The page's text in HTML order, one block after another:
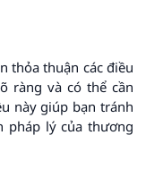
thỏa thuận các điều
ràng và có thể cần
này giúp bạn tránh
pháp lý của thương